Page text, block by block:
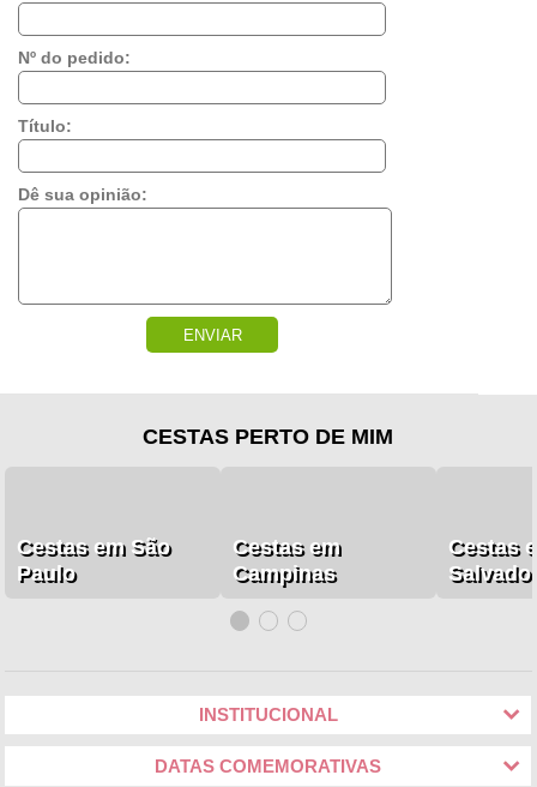
Nº do pedido:
Título:
Dê sua opinião:
ENVIAR
CESTAS PERTO DE MIM
Cestas em São
Paulo
Cestas em
Campinas
Cestas
INSTITUCIONAL
DATAS COMEMORATIVAS